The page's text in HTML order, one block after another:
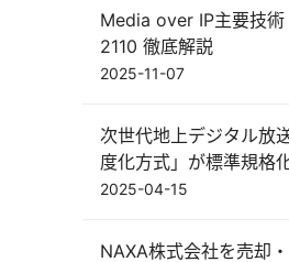
Media over IP主要技術
2110 徹底解説
2025-11-07
次世代地上デジタル放
度化方式」が標準規格
2025-04-15
NAXA株式会社を売却